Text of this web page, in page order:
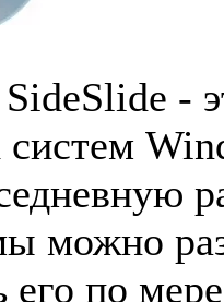
SideSlide -
можно
его по